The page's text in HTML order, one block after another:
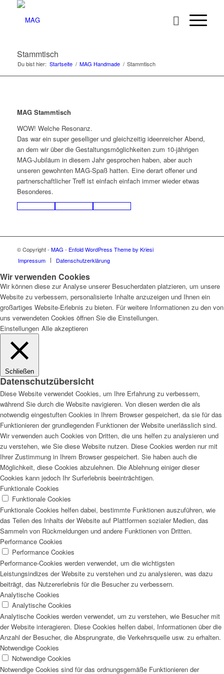
Stammtisch
Du bist hier: Startseite / MAG Handmade / Stammtisch
MAG Stammtisch
WOW! Welche Resonanz.
Das war ein super geselliger und gleichzeitig ideenreicher Abend,
an dem wir über die Gestaltungsmöglichkeiten zum 10-jährigen
MAG-Jubiläum in diesem Jahr gesprochen haben, aber auch
unseren gewohnten MAG-Spaß hatten. Eine derart offener und
partnerschaftlicher Treff ist einfach einfach immer wieder etwas
Besonderes.
© Copyright - MAG - Enfold WordPress Theme by Kriesi
Impressum
Datenschutzerklärung
Wir verwenden Cookies
Wir können diese zur Analyse unserer Besucherdaten platzieren, um unsere
Website zu verbessern, personalisierte Inhalte anzuzeigen und Ihnen ein
großartiges Website-Erlebnis zu bieten. Für weitere Informationen zu den von
uns verwendeten Cookies öffnen Sie die Einstellungen.
Einstellungen Alle akzeptieren
Schließen
Datenschutzübersicht
Diese Website verwendet Cookies, um Ihre Erfahrung zu verbessern,
während Sie durch die Website navigieren. Von diesen werden die als
notwendig eingestuften Cookies in Ihrem Browser gespeichert, da sie für das
Funktionieren der grundlegenden Funktionen der Website unerlässlich sind.
Wir verwenden auch Cookies von Dritten, die uns helfen zu analysieren und
zu verstehen, wie Sie diese Website nutzen. Diese Cookies werden nur mit
Ihrer Zustimmung in Ihrem Browser gespeichert. Sie haben auch die
Möglichkeit, diese Cookies abzulehnen. Die Ablehnung einiger dieser
Cookies kann jedoch Ihr Surferlebnis beeinträchtigen.
Funktionale Cookies
Funktionale Cookies
Funktionale Cookies helfen dabei, bestimmte Funktionen auszuführen, wie
das Teilen des Inhalts der Website auf Plattformen sozialer Medien, das
Sammeln von Rückmeldungen und andere Funktionen von Dritten.
Performance Cookies
Performance Cookies
Performance-Cookies werden verwendet, um die wichtigsten
Leistungsindizes der Website zu verstehen und zu analysieren, was dazu
beiträgt, das Nutzererlebnis für die Besucher zu verbessern.
Analytische Cookies
Analytische Cookies
Analytische Cookies werden verwendet, um zu verstehen, wie Besucher mit
der Website interagieren. Diese Cookies helfen dabei, Informationen über die
Anzahl der Besucher, die Absprungrate, die Verkehrsquelle usw. zu erhalten.
Notwendige Cookies
Notwendige Cookies
Notwendige Cookies sind für das ordnungsgemäße Funktionieren der